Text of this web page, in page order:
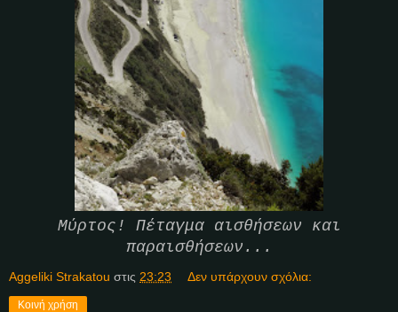
Μύρτος! Πέταγμα αισθήσεων και
παραισθήσεων...
Aggeliki Strakatou στις 23:23 Δεν υπάρχουν σχόλια:
Κοινή χρήση